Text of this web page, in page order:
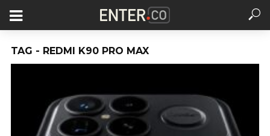
TAG - REDMI K90 PRO MAX